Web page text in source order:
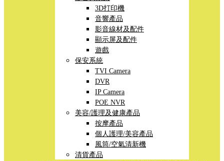
3D打印機
音響產品
影音線材及配件
顯示屏及配件
遊戲
保安系統
TVI Camera
DVR
IP Camera
POE NVR
美容/護理及健康產品
按摩產品
個人護理/美容產品
風筒/空氣清新機
清貨產品